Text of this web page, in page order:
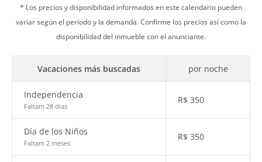
* Los precios y disponibilidad informados en este calendario pueden
variar según el período y la demanda. Confirme los precios así como la
disponibilidad del inmueble con el anunciante.
Vacaciones más buscadas por noche
Independencia
Faltam 28 dias
R$ 350
Día de los Niños
Faltam 2 meses
R$ 350